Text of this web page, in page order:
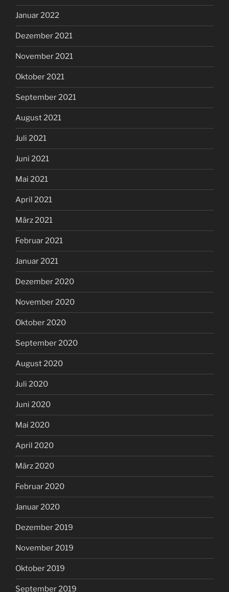
Januar 2022
Dezember 2021
November 2021
Oktober 2021
September 2021
August 2021
Juli 2021
Juni 2021
Mai 2021
April 2021
März 2021
Februar 2021
Januar 2021
Dezember 2020
November 2020
Oktober 2020
September 2020
August 2020
Juli 2020
Juni 2020
Mai 2020
April 2020
März 2020
Februar 2020
Januar 2020
Dezember 2019
November 2019
Oktober 2019
September 2019